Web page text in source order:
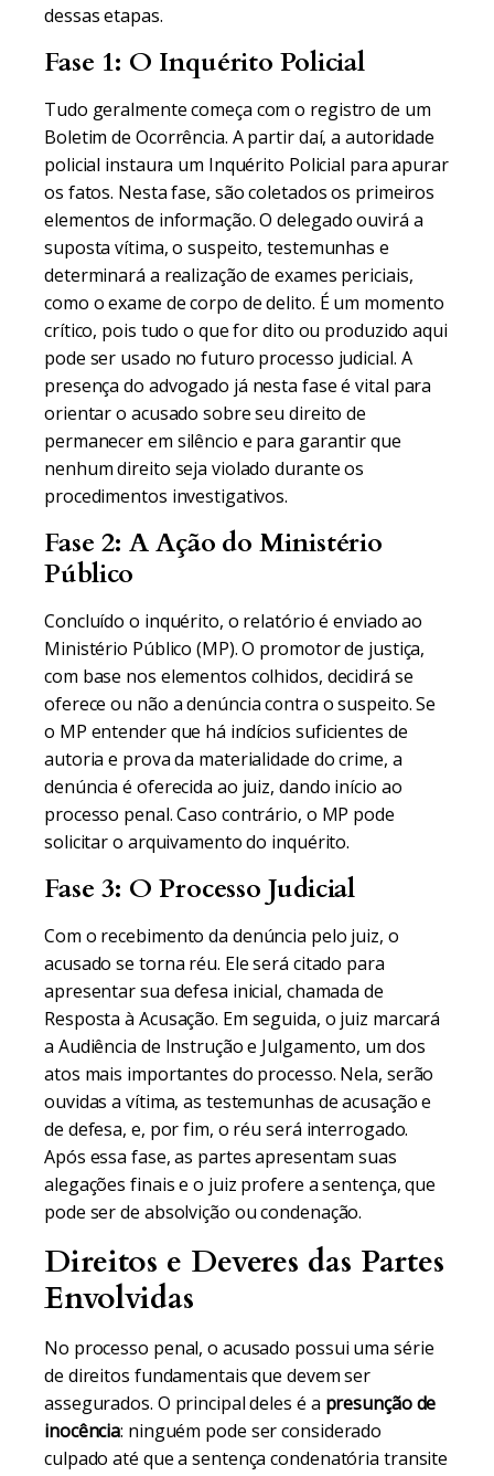
dessas etapas.
Fase 1: O Inquérito Policial
Tudo geralmente começa com o registro de um
Boletim de Ocorrência. A partir daí, a autoridade
policial instaura um Inquérito Policial para apurar
os fatos. Nesta fase, são coletados os primeiros
elementos de informação. O delegado ouvirá a
suposta vítima, o suspeito, testemunhas e
determinará a realização de exames periciais,
como o exame de corpo de delito. É um momento
crítico, pois tudo o que for dito ou produzido aqui
pode ser usado no futuro processo judicial. A
presença do advogado já nesta fase é vital para
orientar o acusado sobre seu direito de
permanecer em silêncio e para garantir que
nenhum direito seja violado durante os
procedimentos investigativos.
Fase 2: A Ação do Ministério
Público
Concluído o inquérito, o relatório é enviado ao
Ministério Público (MP). O promotor de justiça,
com base nos elementos colhidos, decidirá se
oferece ou não a denúncia contra o suspeito. Se
o MP entender que há indícios suficientes de
autoria e prova da materialidade do crime, a
denúncia é oferecida ao juiz, dando início ao
processo penal. Caso contrário, o MP pode
solicitar o arquivamento do inquérito.
Fase 3: O Processo Judicial
Com o recebimento da denúncia pelo juiz, o
acusado se torna réu. Ele será citado para
apresentar sua defesa inicial, chamada de
Resposta à Acusação. Em seguida, o juiz marcará
a Audiência de Instrução e Julgamento, um dos
atos mais importantes do processo. Nela, serão
ouvidas a vítima, as testemunhas de acusação e
de defesa, e, por fim, o réu será interrogado.
Após essa fase, as partes apresentam suas
alegações finais e o juiz profere a sentença, que
pode ser de absolvição ou condenação.
Direitos e Deveres das Partes
Envolvidas
No processo penal, o acusado possui uma série
de direitos fundamentais que devem ser
assegurados. O principal deles é a presunção de
inocência: ninguém pode ser considerado
culpado até que a sentença condenatória transite